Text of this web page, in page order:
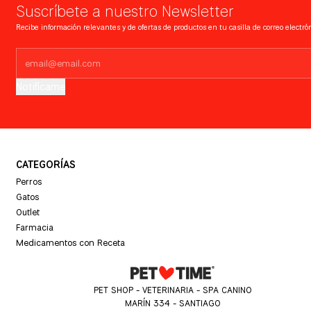
Suscríbete a nuestro Newsletter
Recibe información relevantes y de ofertas de productos en tu casilla de correo
CATEGORÍAS
Perros
Gatos
Outlet
Farmacia
Medicamentos con Receta
PET SHOP - VETERINARIA - SPA CANINO
MARÍN 334 - SANTIAGO